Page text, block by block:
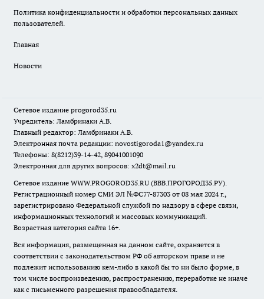
Политика конфиденциальности и обработки персональных данных
пользователей.
Главная
Новости
Сетевое издание progorod35.ru
Учредитель: Ламбринаки А.В.
Главный редактор: Ламбринаки А.В.
Электронная почта редакции: novostigoroda1@yandex.ru
Телефоны: 8(8212)39-14-42, 89041001090
Электронная для других вопросов: x2dt@mail.ru
Сетевое издание WWW.PROGOROD35.RU (ВВВ.ПРОГОРОД35.РУ).
Регистрационный номер СМИ ЭЛ №ФС77-87303 от 08 мая 2024 г.,
зарегистрировано Федеральной службой по надзору в сфере связи,
информационных технологий и массовых коммуникаций.
Возрастная категория сайта 16+.
Вся информация, размещенная на данном сайте, охраняется в
соответствии с законодательством РФ об авторском праве и не
подлежит использованию кем-либо в какой бы то ни было форме, в
том числе воспроизведению, распространению, переработке не иначе
как с письменного разрешения правообладателя.